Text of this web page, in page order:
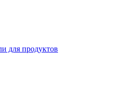
для продуктов